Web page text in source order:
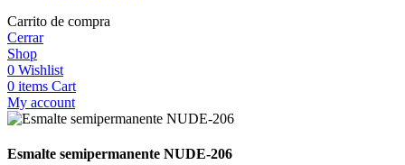
Carrito de compra
Cerrar
Shop
0 Wishlist
0 items Cart
My account
Esmalte semipermanente NUDE-206